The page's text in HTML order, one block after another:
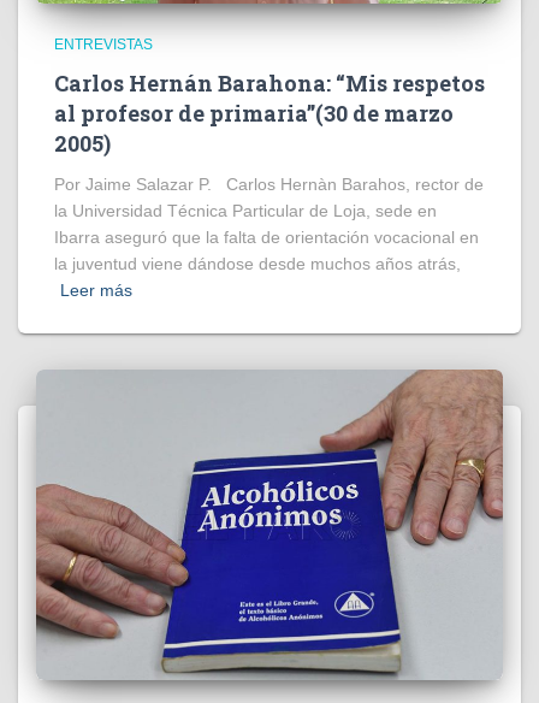
ENTREVISTAS
Carlos Hernán Barahona: “Mis respetos
al profesor de primaria”(30 de marzo
2005)
Por Jaime Salazar P. Carlos Hernàn Barahos, rector de
la Universidad Técnica Particular de Loja, sede en
Ibarra aseguró que la falta de orientación vocacional en
la juventud viene dándose desde muchos años atrás,
Leer más